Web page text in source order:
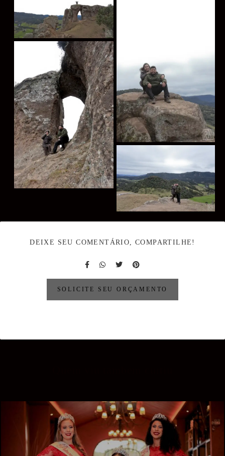
DEIXE SEU COMENTÁRIO, COMPARTILHE!
SOLICITE SEU ORÇAMENTO